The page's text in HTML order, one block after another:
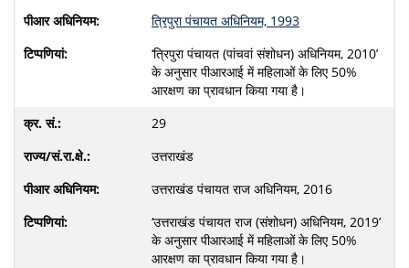
त्रिपुरा पंचायत अधिनियम, 1993
‘त्रिपुरा पंचायत (पांचवां संशोधन) अधिनियम, 2010’
के अनुसार पीआरआई में महिलाओं के लिए 50%
आरक्षण का प्रावधान किया गया है।
29
उत्तराखंड
उत्तराखंड पंचायत राज अधिनियम, 2016
‘उत्तराखंड पंचायत राज (संशोधन) अधिनियम, 2019’
के अनुसार पीआरआई में महिलाओं के लिए 50%
आरक्षण का प्रावधान किया गया है।